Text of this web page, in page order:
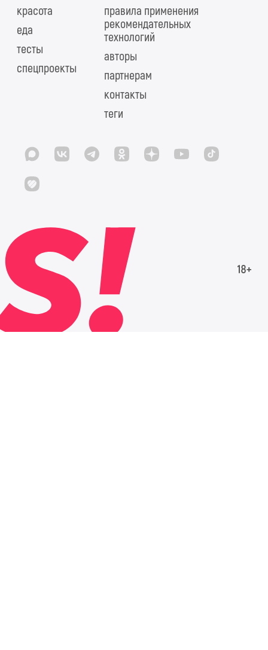
красота
еда
тесты
спецпроекты
правила применения
рекомендательных
технологий
авторы
партнерам
контакты
теги